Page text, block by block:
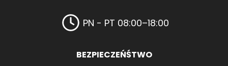
PN - PT 08:00–18:00
BEZPIECZEŃŚTWO